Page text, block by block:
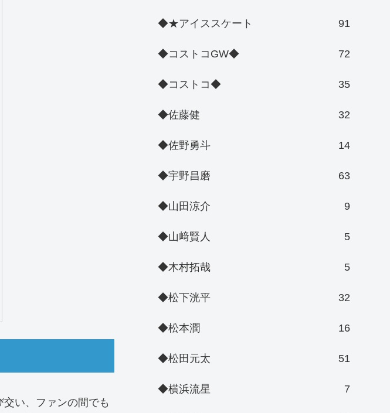
い、ファンの間でも
◆★アイススケート 91
◆コストコGW◆ 72
◆コストコ◆ 35
◆佐藤健 32
◆佐野勇斗 14
◆宇野昌磨 63
◆山田涼介 9
◆山﨑賢人 5
◆木村拓哉 5
◆松下洸平 32
◆松本潤 16
◆松田元太 51
◆横浜流星 7